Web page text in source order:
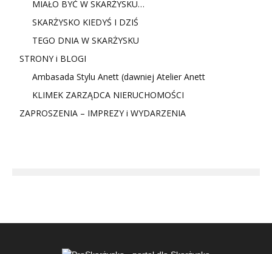
MIAŁO BYĆ W SKARŻYSKU…
SKARŻYSKO KIEDYŚ I DZIŚ
TEGO DNIA W SKARŻYSKU
STRONY i BLOGI
Ambasada Stylu Anett (dawniej Atelier Anett
KLIMEK ZARZĄDCA NIERUCHOMOŚCI
ZAPROSZENIA – IMPREZY i WYDARZENIA